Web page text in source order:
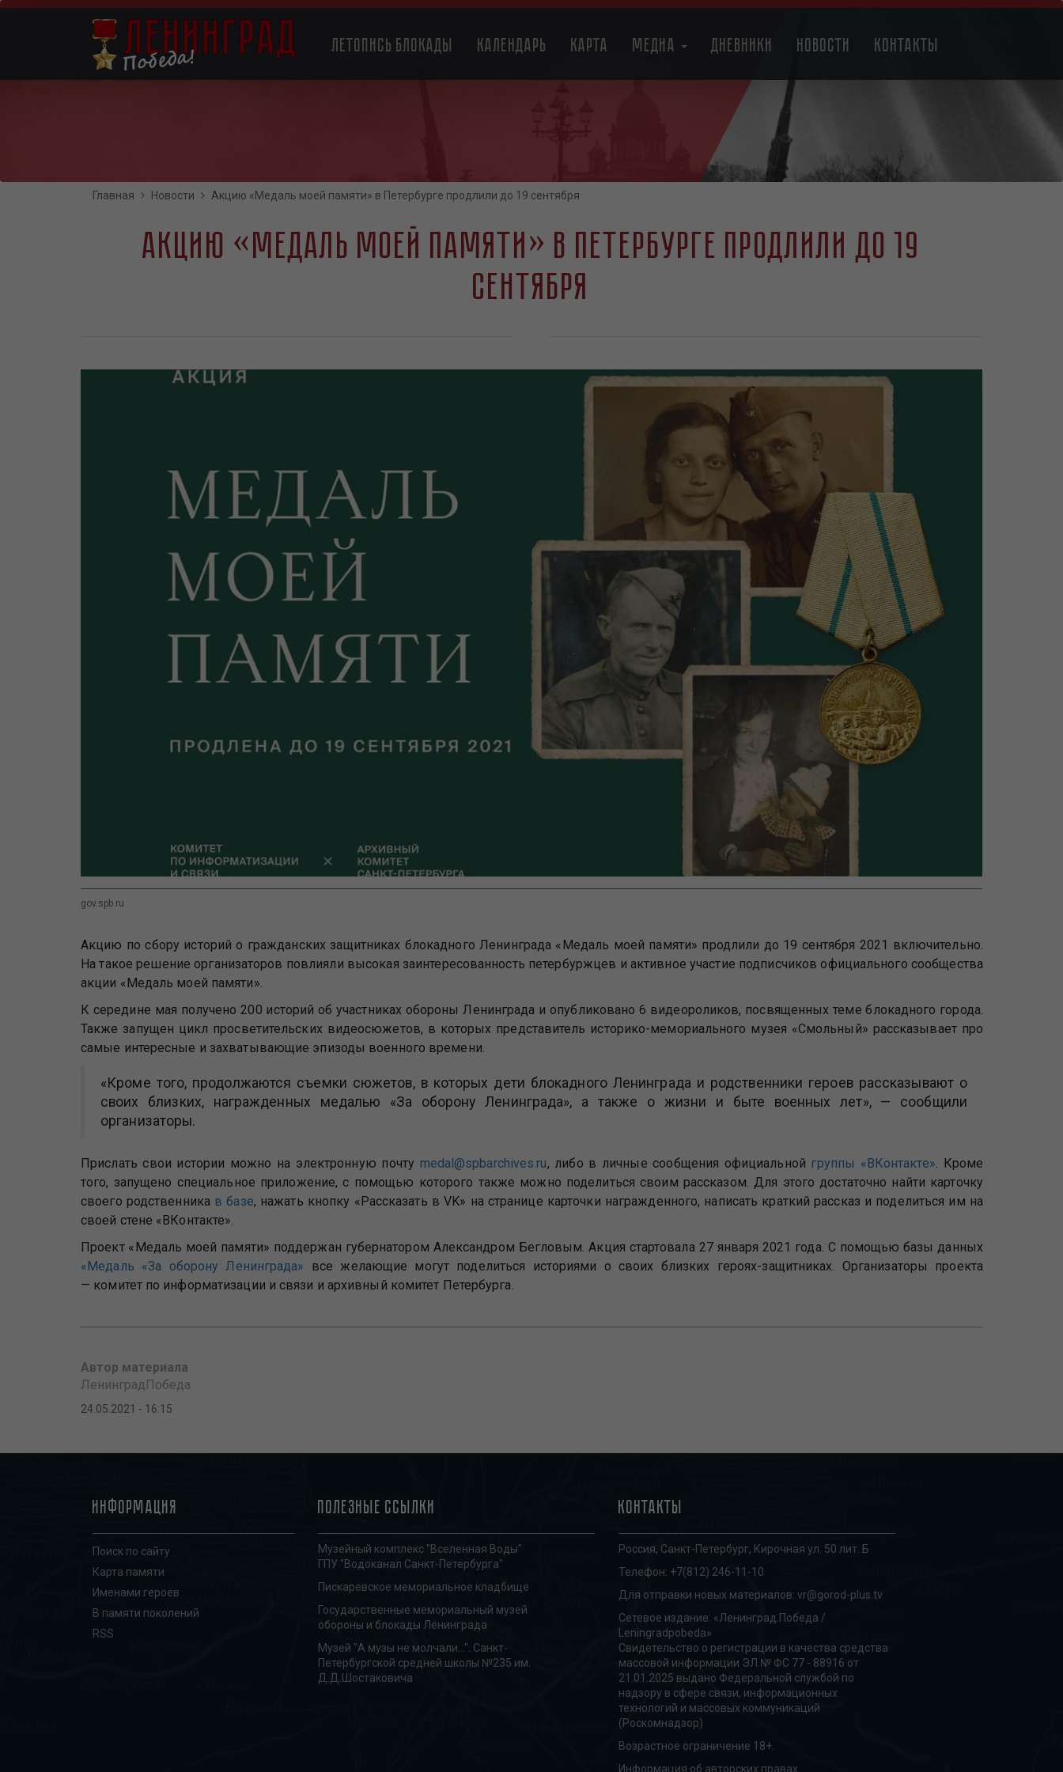
Перейти
Main
navigation
Летопись блокады Календарь Карта Медиа Дневники Новости Контакты
Главная Новости Акцию «Медаль моей памяти» в Петербурге продлили до 19 сентября
Акцию «Медаль моей памяти» в Петербурге продлили до 19
сентября
gov.spb.ru
Акцию по сбору историй о гражданских защитниках блокадного Ленинграда «Медаль моей памяти» продлили до 19 сентября 2021 включительно.
На такое решение организаторов повлияли высокая заинтересованность петербуржцев и активное участие подписчиков официального сообщества
акции «Медаль моей памяти».
К середине мая получено 200 историй об участниках обороны Ленинграда и опубликовано 6 видеороликов, посвященных теме блокадного города.
Также запущен цикл просветительских видеосюжетов, в которых представитель историко-мемориального музея «Смольный» рассказывает про
самые интересные и захватывающие эпизоды военного времени.
«Кроме того, продолжаются съемки сюжетов, в которых дети блокадного Ленинграда и родственники героев рассказывают о
своих близких, награжденных медалью «За оборону Ленинграда», а также о жизни и быте военных лет», — сообщили
организаторы.
Прислать свои истории можно на электронную почту medal@spbarchives.ru, либо в личные сообщения официальной группы «ВКонтакте». Кроме
того, запущено специальное приложение, с помощью которого также можно поделиться своим рассказом. Для этого достаточно найти карточку
своего родственника в базе, нажать кнопку «Рассказать в VK» на странице карточки награжденного, написать краткий рассказ и поделиться им на
своей стене «ВКонтакте».
Проект «Медаль моей памяти» поддержан губернатором Александром Бегловым. Акция стартовала 27 января 2021 года. С помощью базы данных
«Медаль «За оборону Ленинграда» все желающие могут поделиться историями о своих близких героях-защитниках. Организаторы проекта
— комитет по информатизации и связи и архивный комитет Петербурга.
Автор материала
ЛенинградПобеда
24.05.2021 - 16:15
Информация
Поиск по сайту
Карта памяти
Именами героев
В памяти поколений
RSS
Полезные ссылки
Музейный комплекс "Вселенная Воды"
ГПУ "Водоканал Санкт-Петербурга"
Пискаревское мемориальное кладбище
Государственные мемориальный музей
обороны и блокады Ленинграда
Музей "А музы не молчали...". Санкт-
Петербургской средней школы №235 им.
Д.Д.Шостаковича
Контакты
Россия, Санкт-Петербург, Кирочная ул. 50 лит. Б
Телефон: +7(812) 246-11-10
Для отправки новых материалов: vr@gorod-plus.tv
Сетевое издание: «Ленинград.Победа /
Leningradpobeda»
Свидетельство о регистрации в качества средства
массовой информации ЭЛ № ФС 77 - 88916 от
21.01.2025 выдано Федеральной службой по
надзору в сфере связи, информационных
технологий и массовых коммуникаций
(Роскомнадзор)
Возрастное ограничение 18+.
Информация об авторских правах